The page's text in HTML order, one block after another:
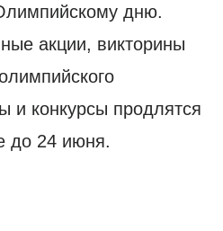
дню.
акции, викторины
и конкурсы продлятся
до 24 июня.